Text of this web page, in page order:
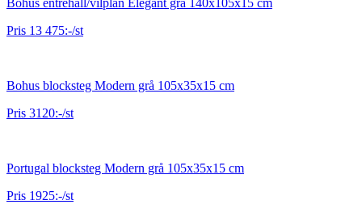
Pris 13 475:-/st
Bohus blocksteg Modern grå 105x35x15 cm
Pris 3120:-/st
Portugal blocksteg Modern grå 105x35x15 cm
Pris 1925:-/st